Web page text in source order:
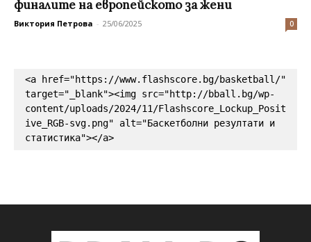
финалите на европейското за жени
Виктория Петрова - 25/06/2025 0
<a href="https://www.flashscore.bg/basketball/"
target="_blank"><img src="http://bball.bg/wp-
content/uploads/2024/11/Flashscore_Lockup_Posit
ive_RGB-svg.png" alt="Баскетболни резултати и
статистика"></a>